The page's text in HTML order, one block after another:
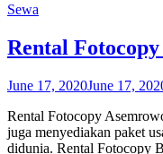
Sewa
Rental
June 17, 2020June 17,
Rental Fotocopy
juga menyediakan paket
didunia. Rental Fotocopy